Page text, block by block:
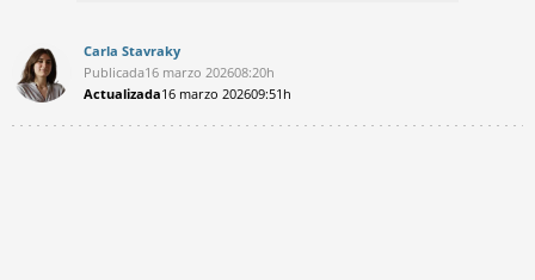
Carla Stavraky
Publicada16 marzo 202608:20h
Actualizada16 marzo 202609:51h